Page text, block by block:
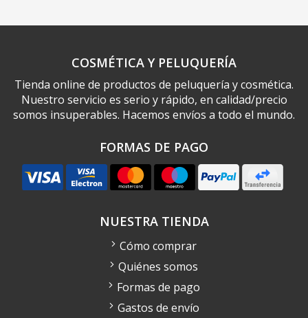
COSMÉTICA Y PELUQUERÍA
Tienda online de productos de peluquería y cosmética.
Nuestro servicio es serio y rápido, en calidad/precio
somos insuperables. Hacemos envíos a todo el mundo.
FORMAS DE PAGO
NUESTRA TIENDA
Cómo comprar
Quiénes somos
Formas de pago
Gastos de envío